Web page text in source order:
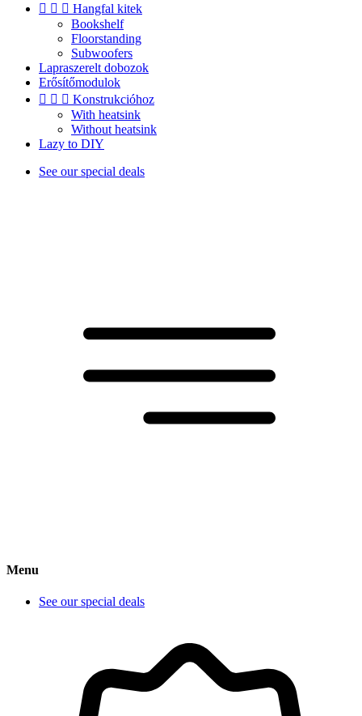
   Hangfal kitek
Bookshelf
Floorstanding
Subwoofers
Lapraszerelt dobozok
Erősítőmodulok
   Konstrukcióhoz
With heatsink
Without heatsink
Lazy to DIY
See our special deals
Menu
See our special deals